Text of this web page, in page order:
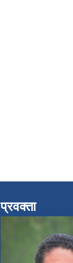
प्रवक्ता